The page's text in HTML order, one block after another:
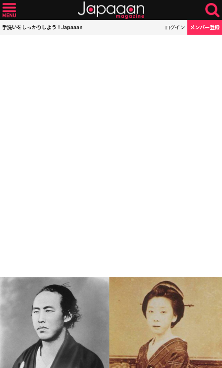
手洗いをしっかりしよう！Japaaan ログイン メンバー登録